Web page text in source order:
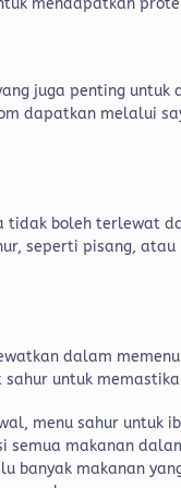
mendapatkan
juga penting
dapatkan melalui
boleh terlewat
seperti pisang,
dalam
untuk
menu sahur untuk
semua makanan
banyak makanan